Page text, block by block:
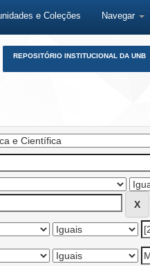
e Coleções Navegar
REPOSITÓRIO INSTITUCIONAL DA UNB